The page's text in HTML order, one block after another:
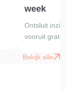
week
Ontsluit
vooruit
Bekijk alle